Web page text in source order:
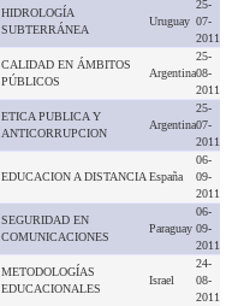
HIDROLOGÍA
SUBTERRÁNEA
Uruguay
25-
07-
2011
CALIDAD EN ÁMBITOS
PÚBLICOS
Argentina
25-
08-
2011
ETICA PUBLICA Y
ANTICORRUPCION
Argentina
25-
07-
2011
EDUCACION A DISTANCIA España
06-
09-
2011
SEGURIDAD EN
COMUNICACIONES
Paraguay
06-
09-
2011
METODOLOGÍAS
EDUCACIONALES
Israel
24-
08-
2011